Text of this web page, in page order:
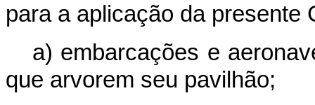
para a aplicação da presente
a) embarcações e
que arvorem seu pavilhão;